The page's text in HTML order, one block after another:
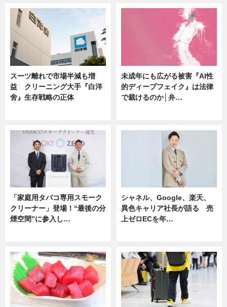
スーツ離れで市場半減も増
益 クリーニング大手『白洋
舍』生存戦略の正体
未成年にも広がる被害『AI性
的ディープフェイク』は法律
で裁けるのか│弁…
「家庭用タバコ専用スモーク
クリーナー」登場！“最後の分
煙空間”に参入し…
シャネル、Google、楽天、
異色キャリア社長が語る 売
上ゼロECを年…